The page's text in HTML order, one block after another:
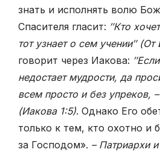
знать и исполнять волю
Спасителя гласит: ″Кто
тот узнает о сем учении″ (От
говорит через Иакова:
недостает мудрости, да
всем просто и без упреков,
(Иакова 1:5). Однако Его
только к тем, кто охотно и
за Господом». – Патриархи